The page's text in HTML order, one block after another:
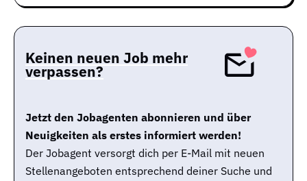
Keinen neuen Job mehr
verpassen?
Jetzt den Jobagenten abonnieren und über
Neuigkeiten als erstes informiert werden!
Der Jobagent versorgt dich per E-Mail mit neuen
Stellenangeboten entsprechend deiner Suche und